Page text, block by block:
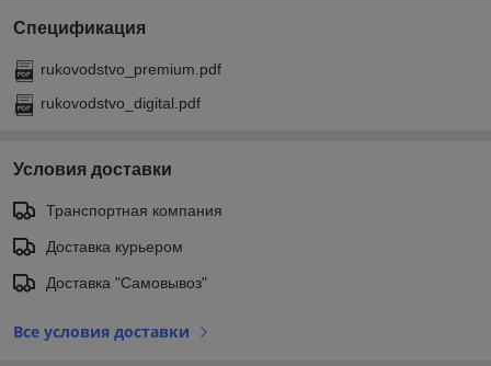
Спецификация
rukovodstvo_premium.pdf
rukovodstvo_digital.pdf
Условия доставки
Транспортная компания
Доставка курьером
Доставка "Самовывоз"
Все условия доставки